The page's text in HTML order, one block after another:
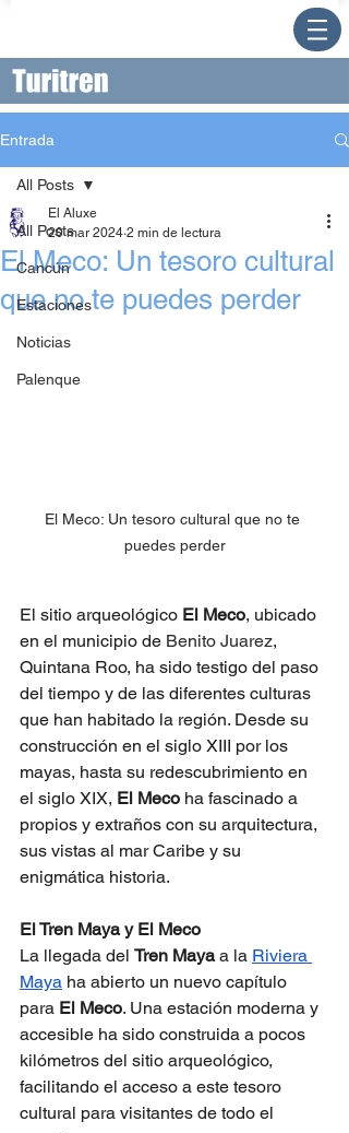
Entrada
All Posts
Cancún
Estaciones
Noticias
Palenque
All Posts
El Meco: Un tesoro cultural
que no te puedes perder
El Aluxe
20 mar 2024 2 min de lectura
El Meco: Un tesoro cultural que no te
puedes perder
El sitio arqueológico El Meco, ubicado
en el municipio de Benito Juarez,
Quintana Roo, ha sido testigo del paso
del tiempo y de las diferentes culturas
que han habitado la región. Desde su
construcción en el siglo XIII por los
mayas, hasta su redescubrimiento en
el siglo XIX, El Meco ha fascinado a
propios y extraños con su arquitectura,
sus vistas al mar Caribe y su
enigmática historia.
El Tren Maya y El Meco
La llegada del Tren Maya a la Riviera
Maya ha abierto un nuevo capítulo
para El Meco. Una estación moderna y
accesible ha sido construida a pocos
kilómetros del sitio arqueológico,
facilitando el acceso a este tesoro
cultural para visitantes de todo el